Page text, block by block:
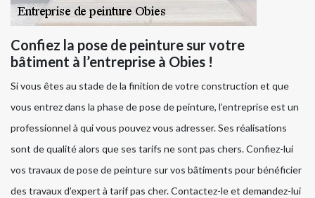
Confiez la pose de peinture sur votre
bâtiment à l’entreprise à Obies !
Si vous êtes au stade de la finition de votre construction et que
vous entrez dans la phase de pose de peinture, l’entreprise est un
professionnel à qui vous pouvez vous adresser. Ses réalisations
sont de qualité alors que ses tarifs ne sont pas chers. Confiez-lui
vos travaux de pose de peinture sur vos bâtiments pour bénéficier
des travaux d’expert à tarif pas cher. Contactez-le et demandez-lui